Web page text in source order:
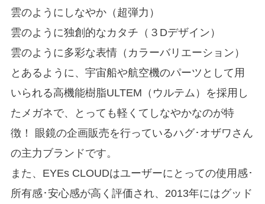
雲のようにしなやか（超弾力）
雲のように独創的なカタチ（３Dデザイン）
雲のように多彩な表情（カラーバリエーション）
とあるように、宇宙船や航空機のパーツとして用
いられる高機能樹脂ULTEM（ウルテム）を採用し
たメガネで、とっても軽くてしなやかなのが特
徴！ 眼鏡の企画販売を行っているハグ･オザワさん
の主力ブランドです。
また、EYEs CLOUDはユーザーにとっての使用感･
所有感･安心感が高く評価され、2013年にはグッド